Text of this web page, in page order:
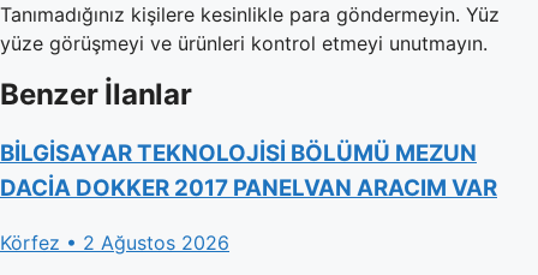
Tanımadığınız kişilere kesinlikle para göndermeyin. Yüz
yüze görüşmeyi ve ürünleri kontrol etmeyi unutmayın.
Benzer İlanlar
BİLGİSAYAR TEKNOLOJİSİ BÖLÜMÜ MEZUN
DACİA DOKKER 2017 PANELVAN ARACIM VAR
Körfez • 2 Ağustos 2026